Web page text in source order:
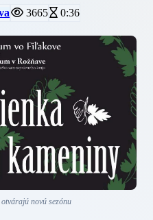
3665 0:36
novú sezónu